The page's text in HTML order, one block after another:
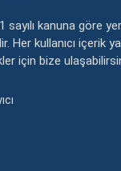
sayılı kanuna göre
Her kullanıcı içerik
için bize